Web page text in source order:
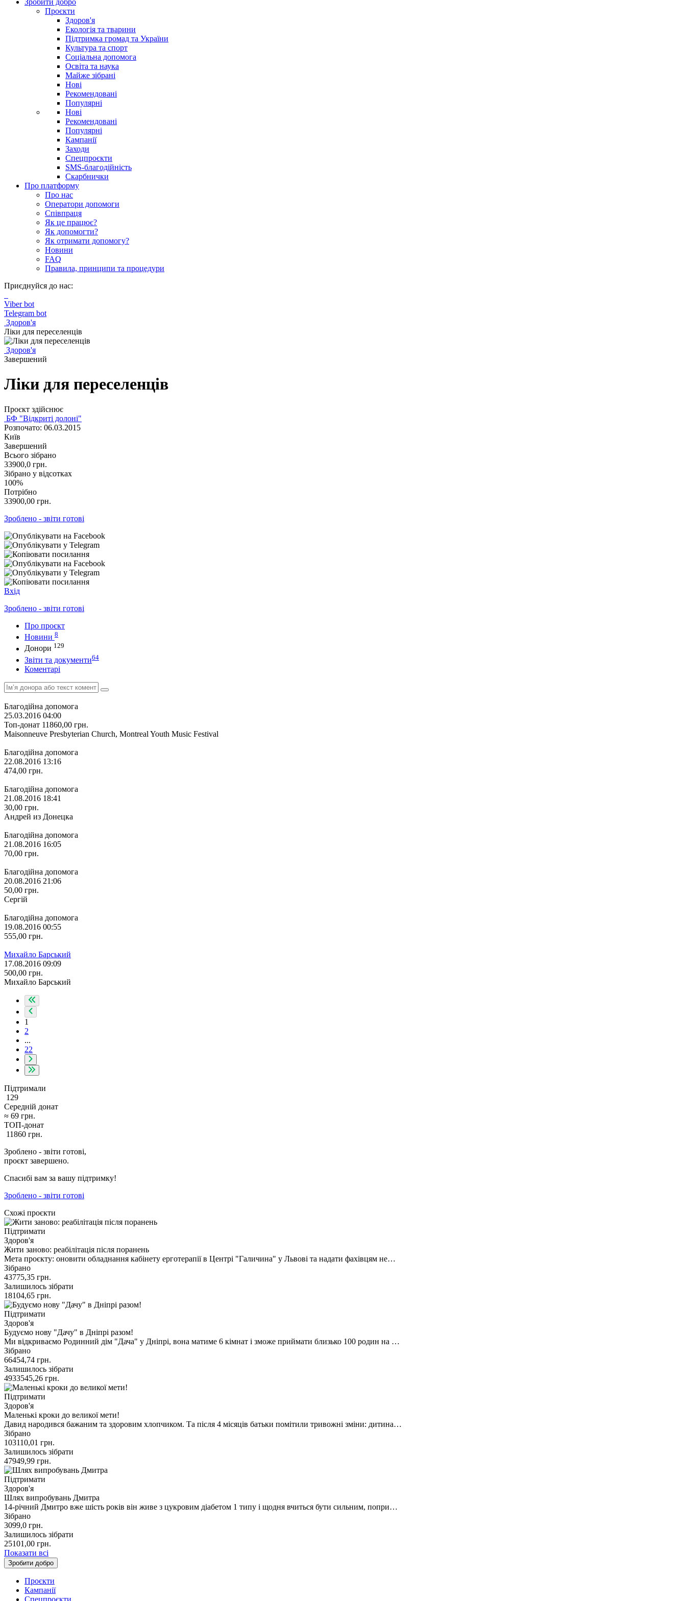
Зробити добро
Проєкти
Здоров'я
Екологія та тварини
Підтримка громад та України
Культура та спорт
Соціальна допомога
Освіта та наука
Майже зібрані
Нові
Рекомендовані
Популярні
Нові
Рекомендовані
Популярні
Кампанії
Заходи
Спецпроєкти
SMS-благодійність
Скарбнички
Про платформу
Про нас
Оператори допомоги
Співпраця
Як це працює?
Як допомогти?
Як отримати допомогу?
Новини
FAQ
Правила, принципи та процедури
Приєднуйся до нас:
Viber bot
Telegram bot
Здоров'я
Ліки для переселенців
Здоров'я
Завершений
Ліки для переселенців
Проєкт здійснює
БФ "Відкриті долоні"
Розпочато: 06.03.2015
Київ
Завершений
Всього зібрано
33900,0 грн.
Зібрано у відсотках
100%
Потрібно
33900,00 грн.
Зроблено - звіти готові
Вхід
Зроблено - звіти готові
Про проєкт
Новини 8
Донори 129
Звіти та документи64
Коментарі
Благодійна допомога
25.03.2016 04:00
Топ-донат 11860,00 грн.
Maisonneuve Presbyterian Church, Montreal Youth Music Festival
Благодійна допомога
22.08.2016 13:16
474,00 грн.
Благодійна допомога
21.08.2016 18:41
30,00 грн.
Андрей из Донецка
Благодійна допомога
21.08.2016 16:05
70,00 грн.
Благодійна допомога
20.08.2016 21:06
50,00 грн.
Сергій
Благодійна допомога
19.08.2016 00:55
555,00 грн.
Михайло Барський
17.08.2016 09:09
500,00 грн.
Михайло Барський
1
2
...
22
Підтримали
129
Середній донат
≈ 69 грн.
ТОП-донат
11860 грн.
Зроблено - звіти готові,
проєкт завершено.
Спасибі вам за вашу підтримку!
Зроблено - звіти готові
Схожі проєкти
Підтримати
Здоров'я
Жити заново: реабілітація після поранень
Мета проєкту: оновити обладнання кабінету ерготерапії в Центрі "Галичина" у Львові та надати фахівцям не…
Зібрано
43775,35 грн.
Залишилось зібрати
18104,65 грн.
Підтримати
Здоров'я
Будуємо нову "Дачу" в Дніпрі разом!
Ми відкриваємо Родинний дім "Дача" у Дніпрі, вона матиме 6 кімнат і зможе приймати близько 100 родин на …
Зібрано
66454,74 грн.
Залишилось зібрати
4933545,26 грн.
Підтримати
Здоров'я
Маленькі кроки до великої мети!
Давид народився бажаним та здоровим хлопчиком. Та після 4 місяців батьки помітили тривожні зміни: дитина…
Зібрано
103110,01 грн.
Залишилось зібрати
47949,99 грн.
Підтримати
Здоров'я
Шлях випробувань Дмитра
14-річний Дмитро вже шість років він живе з цукровим діабетом 1 типу і щодня вчиться бути сильним, попри…
Зібрано
3099,0 грн.
Залишилось зібрати
25101,00 грн.
Показати всі
Зробити добро
Проєкти
Кампанії
Спецпроєкти